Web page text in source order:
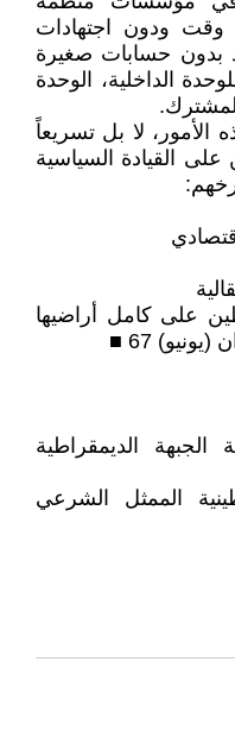
وقت ودون اجتهادات
بدون حسابات صغيرة
الداخلية، الوحدة
لا بل تسريعاً
على القيادة السياسية
على كامل أراضيها
67 ■
ال 54 لانطلاقة الجبهة الديمقراطية
الممثل الشرعي